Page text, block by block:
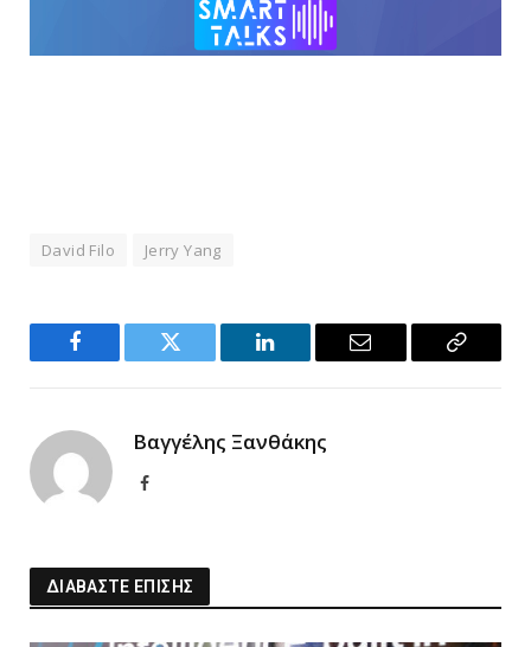
David Filo Jerry Yang
Facebook Twitter LinkedIn Email
Copy
Βαγγέλης Ξανθάκης
Facebook
ΔΙΑΒΑΣΤΕ ΕΠΙΣΗΣ